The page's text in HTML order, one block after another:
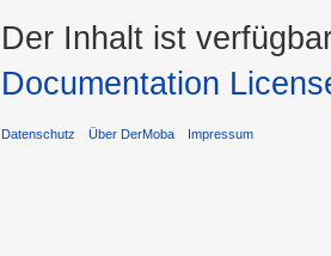
Der Inhalt ist
Documentation
Datenschutz Über DerMoba Impressum